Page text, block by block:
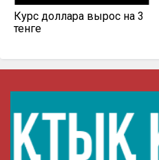
Курс доллара вырос на 3
тенге